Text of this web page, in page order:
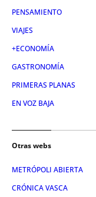
PENSAMIENTO
VIAJES
+ECONOMÍA
GASTRONOMÍA
PRIMERAS PLANAS
EN VOZ BAJA
Otras webs
METRÓPOLI ABIERTA
CRÓNICA VASCA